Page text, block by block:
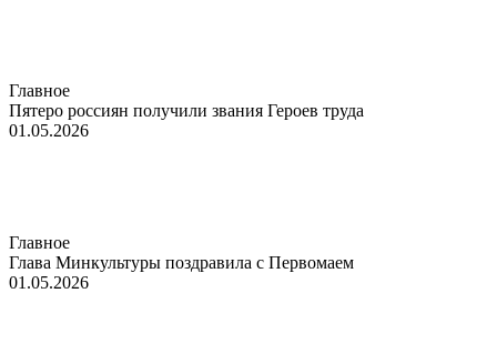
Главное
Пятеро россиян получили звания Героев труда
01.05.2026
Главное
Глава Минкультуры поздравила с Первомаем
01.05.2026